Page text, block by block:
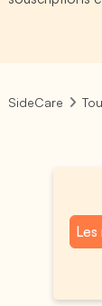
SideCare
Les